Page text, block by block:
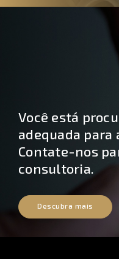
Você está
adequada para
Contate-nos
consultoria.
Descubra mais